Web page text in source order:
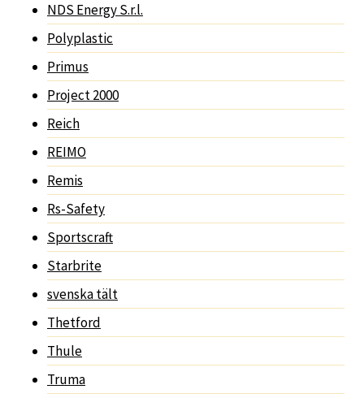
NDS Energy S.r.l.
Polyplastic
Primus
Project 2000
Reich
REIMO
Remis
Rs-Safety
Sportscraft
Starbrite
svenska tält
Thetford
Thule
Truma